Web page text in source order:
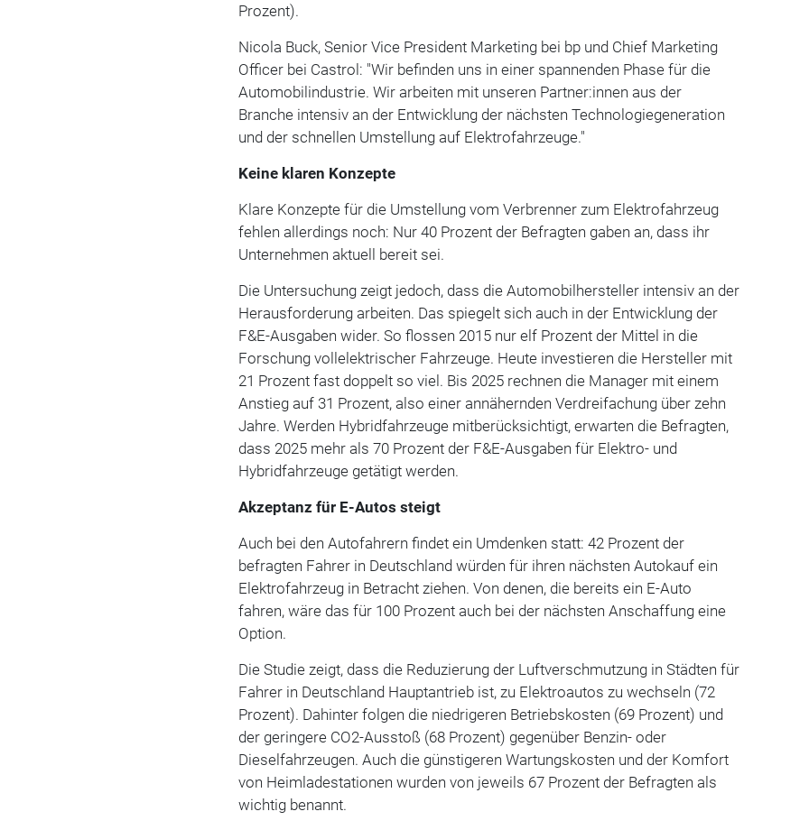
Prozent).
Nicola Buck, Senior Vice President Marketing bei bp und Chief Marketing
Officer bei Castrol: "Wir befinden uns in einer spannenden Phase für die
Automobilindustrie. Wir arbeiten mit unseren Partner:innen aus der
Branche intensiv an der Entwicklung der nächsten Technologiegeneration
und der schnellen Umstellung auf Elektrofahrzeuge."
Keine klaren Konzepte
Klare Konzepte für die Umstellung vom Verbrenner zum Elektrofahrzeug
fehlen allerdings noch: Nur 40 Prozent der Befragten gaben an, dass ihr
Unternehmen aktuell bereit sei.
Die Untersuchung zeigt jedoch, dass die Automobilhersteller intensiv an der
Herausforderung arbeiten. Das spiegelt sich auch in der Entwicklung der
F&E-Ausgaben wider. So flossen 2015 nur elf Prozent der Mittel in die
Forschung vollelektrischer Fahrzeuge. Heute investieren die Hersteller mit
21 Prozent fast doppelt so viel. Bis 2025 rechnen die Manager mit einem
Anstieg auf 31 Prozent, also einer annähernden Verdreifachung über zehn
Jahre. Werden Hybridfahrzeuge mitberücksichtigt, erwarten die Befragten,
dass 2025 mehr als 70 Prozent der F&E-Ausgaben für Elektro- und
Hybridfahrzeuge getätigt werden.
Akzeptanz für E-Autos steigt
Auch bei den Autofahrern findet ein Umdenken statt: 42 Prozent der
befragten Fahrer in Deutschland würden für ihren nächsten Autokauf ein
Elektrofahrzeug in Betracht ziehen. Von denen, die bereits ein E-Auto
fahren, wäre das für 100 Prozent auch bei der nächsten Anschaffung eine
Option.
Die Studie zeigt, dass die Reduzierung der Luftverschmutzung in Städten für
Fahrer in Deutschland Hauptantrieb ist, zu Elektroautos zu wechseln (72
Prozent). Dahinter folgen die niedrigeren Betriebskosten (69 Prozent) und
der geringere CO2-Ausstoß (68 Prozent) gegenüber Benzin- oder
Dieselfahrzeugen. Auch die günstigeren Wartungskosten und der Komfort
von Heimladestationen wurden von jeweils 67 Prozent der Befragten als
wichtig benannt.